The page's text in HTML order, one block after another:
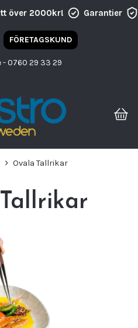
Garantier Hög
FÖRETAGSKUND
- 0760 29 33 29
Ovala Tallrikar